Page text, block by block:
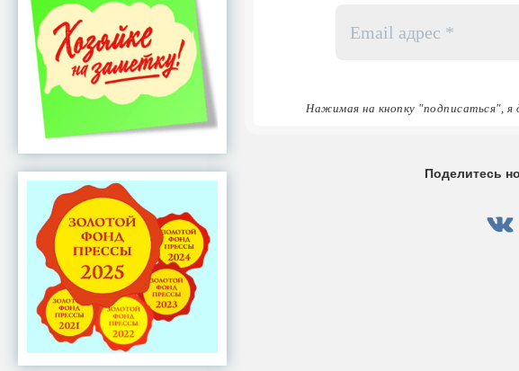
адрес
Нажимая на кнопку "подписаться", я
Поделитесь